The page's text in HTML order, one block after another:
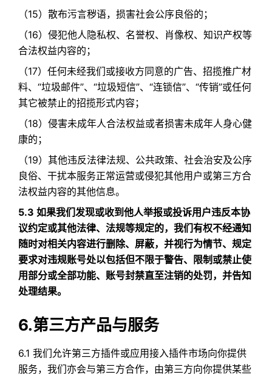
（15）散布污言秽语，损害社会公序良俗的；​
（16）侵犯他人隐私权、名誉权、肖像权、知识产权等
合法权益内容的；​
（17）任何未经我们或接收方同意的广告、招揽推广材
料、“垃圾邮件”、“垃圾短信”、“连锁信”、“传销”或任何
其它被禁止的招揽形式内容；
（18）侵害未成年人合法权益或者损害未成年人身心健
康的；​
（19）其他违反法律法规、公共政策、社会治安及公序
良俗、干扰本服务正常运营或侵犯其他用户或第三方合
法权益内容的其他信息。
5.3 如果我们发现或收到他人举报或投诉用户违反本协
议约定或其他法律、法规等规定的，我们有权不经通知
随时对相关内容进行删除、屏蔽，并视行为情节、规定
要求对违规账号处以包括但不限于警告、限制或禁止使
用部分或全部功能、账号封禁直至注销的处罚，并告知
处理结果。
6.第三方产品与服务
6.1 我们允许第三方插件或应用接入插件市场向你提供
服务，我们亦会与第三方合作，由第三方向你提供某些